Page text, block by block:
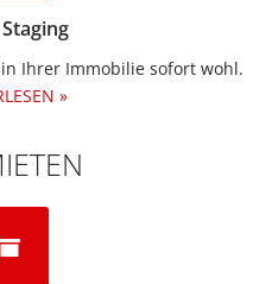
Ihrer Immobilie sofort wohl.
»